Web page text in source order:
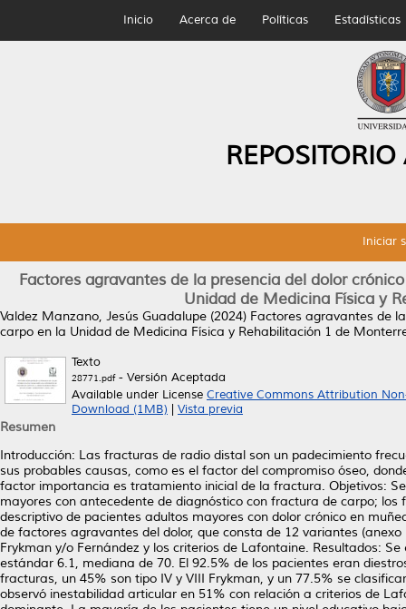
Inicio Acerca de Políticas Estadísticas
Iniciar
Factores agravantes de la presencia del dolor
Unidad de Medicina Física y
Valdez Manzano, Jesús Guadalupe (2024) Factores agravantes de
carpo en la Unidad de Medicina Física y Rehabilitación 1 de
Texto
28771.pdf- Versión Aceptada
Available under License Creative Commons Attribution
Download (1MB)
Vista previa
Resumen
Introducción: Las fracturas de radio distal son un padecimiento
sus probables causas, como es el factor del compromiso óseo,
factor importancia es tratamiento inicial de la fractura. Objetivos:
mayores con antecedente de diagnóstico con fractura de carpo;
descriptivo de pacientes adultos mayores con dolor crónico en
de factores agravantes del dolor, que consta de 12 variantes
Frykman y/o Fernández y los criterios de Lafontaine. Resultados:
estándar 6.1, mediana de 70. El 92.5% de los pacientes eran
fracturas, un 45% son tipo IV y VIII Frykman, y un 77.5% se
observó inestabilidad articular en 51% con relación a criterios de